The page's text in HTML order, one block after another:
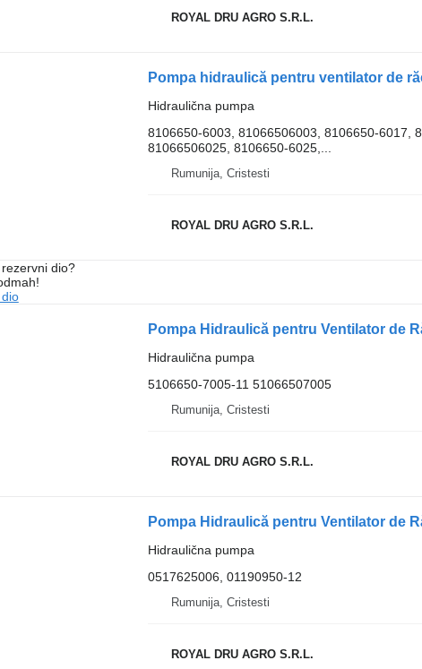
ROYAL DRU AGRO S.R.L.
Hidraulična pumpa
8106650-6003, 81066506003, 8106650-6017,
81066506025, 8106650-6025,...
Rumunija, Cristesti
ROYAL DRU AGRO S.R.L.
dio?
Hidraulična pumpa
5106650-7005-11 51066507005
Rumunija, Cristesti
ROYAL DRU AGRO S.R.L.
Hidraulična pumpa
0517625006, 01190950-12
Rumunija, Cristesti
ROYAL DRU AGRO S.R.L.